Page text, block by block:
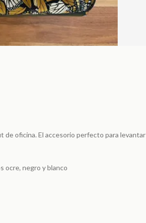
de oficina. El accesorio perfecto para levantar
ocre, negro y blanco